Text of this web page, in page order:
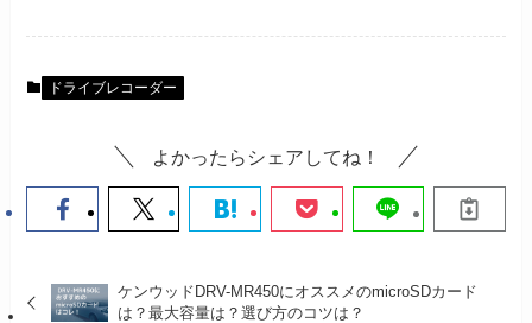
ドライブレコーダー
よかったらシェアしてね！
ケンウッドDRV-MR450にオススメのmicroSDカード
は？最大容量は？選び方のコツは？